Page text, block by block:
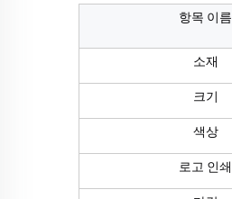
항목 이름
소재
크기
색상
로고 인쇄